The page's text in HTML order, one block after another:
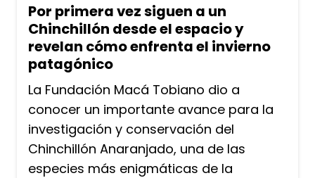
Por primera vez siguen a un
Chinchillón desde el espacio y
revelan cómo enfrenta el invierno
patagónico
La Fundación Macá Tobiano dio a
conocer un importante avance para la
investigación y conservación del
Chinchillón Anaranjado, una de las
especies más enigmáticas de la